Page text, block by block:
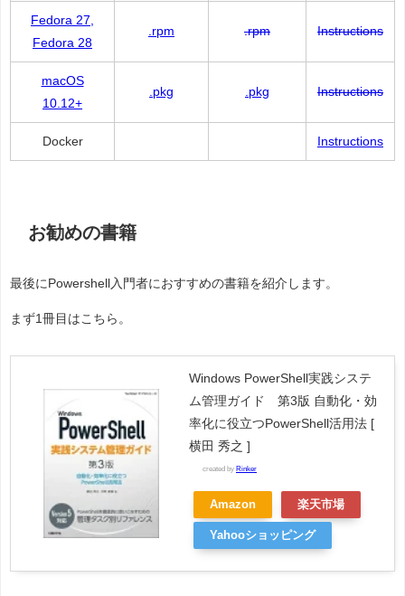
Fedora 27,
Fedora 28
.rpm .rpm Instructions
macOS
10.12+
.pkg .pkg Instructions
Docker Instructions
お勧めの書籍
最後にPowershell入門者におすすめの書籍を紹介します。
まず1冊目はこちら。
Windows PowerShell実践システ
ム管理ガイド 第3版 自動化・効
率化に役立つPowerShell活用法 [
横田 秀之 ]
created by Rinker
Amazon 楽天市場
Yahooショッピング